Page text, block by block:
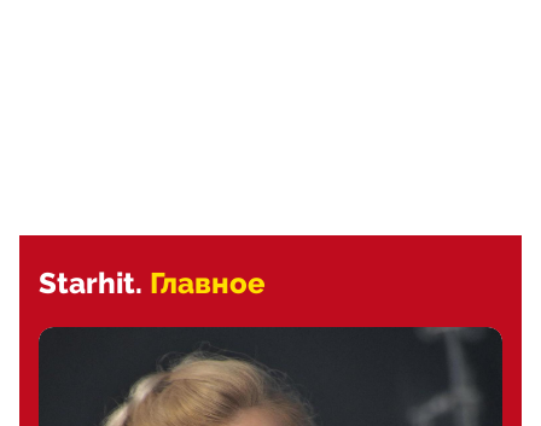
Starhit. Главное